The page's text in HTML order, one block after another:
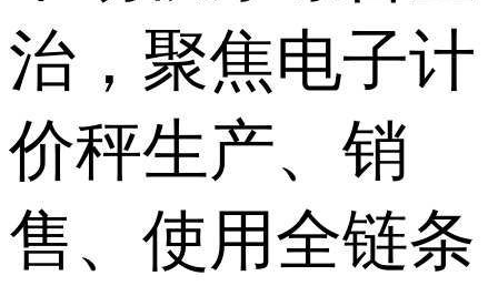
治，聚焦电子计
价秤生产、销
售、使用全链条